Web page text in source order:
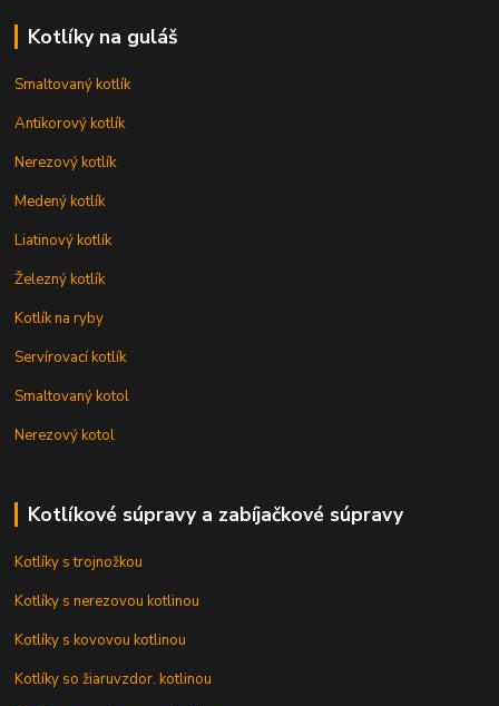
Kotlíky na guláš
Smaltovaný kotlík
Antikorový kotlík
Nerezový kotlík
Medený kotlík
Liatinový kotlík
Železný kotlík
Kotlík na ryby
Servírovací kotlík
Smaltovaný kotol
Nerezový kotol
Kotlíkové súpravy a zabíjačkové súpravy
Kotlíky s trojnožkou
Kotlíky s nerezovou kotlinou
Kotlíky s kovovou kotlinou
Kotlíky so žiaruvzdor. kotlinou